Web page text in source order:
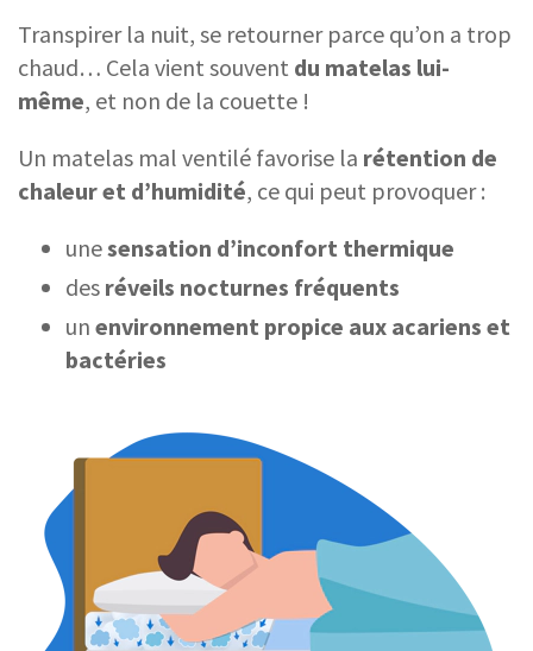
Transpirer la nuit, se retourner parce qu’on a trop
chaud… Cela vient souvent du matelas lui-
même, et non de la couette !
Un matelas mal ventilé favorise la rétention de
chaleur et d’humidité, ce qui peut provoquer :
unesensation d’inconfort thermique
des réveils nocturnes fréquents
un environnement propice aux acariens et
bactéries